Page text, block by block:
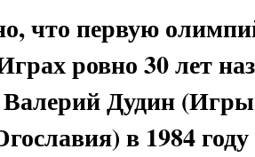
что первую
ровно 30 лет
Валерий Дудин
в 1984